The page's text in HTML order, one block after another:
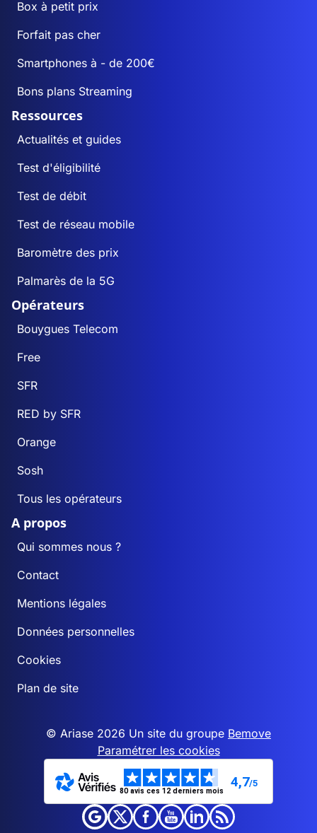
Box à petit prix
Forfait pas cher
Smartphones à - de 200€
Bons plans Streaming
Ressources
Actualités et guides
Test d'éligibilité
Test de débit
Test de réseau mobile
Baromètre des prix
Palmarès de la 5G
Opérateurs
Bouygues Telecom
Free
SFR
RED by SFR
Orange
Sosh
Tous les opérateurs
A propos
Qui sommes nous ?
Contact
Mentions légales
Données personnelles
Cookies
Plan de site
© Ariase 2026 Un site du groupe Bemove
Paramétrer les cookies
80 avis ces 12 derniers mois
4,7/5